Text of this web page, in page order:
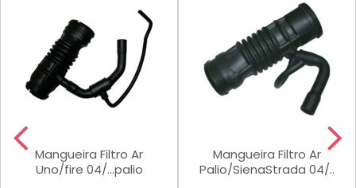
Mangueira Filtro Ar
Uno/fire 04/...palio
Mangueira Filtro Ar
Palio/SienaStrada 04/..